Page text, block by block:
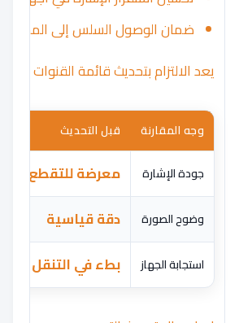
ضمان الوصول السلس إلى
يعد الالتزام بتحديث قائمة القنوات
وجه المقارنة قبل التحديث
جودة الإشارة معرضة للتقطع
وضوح الصورة دقة قياسية
استجابة الجهاز بطء في التنقل